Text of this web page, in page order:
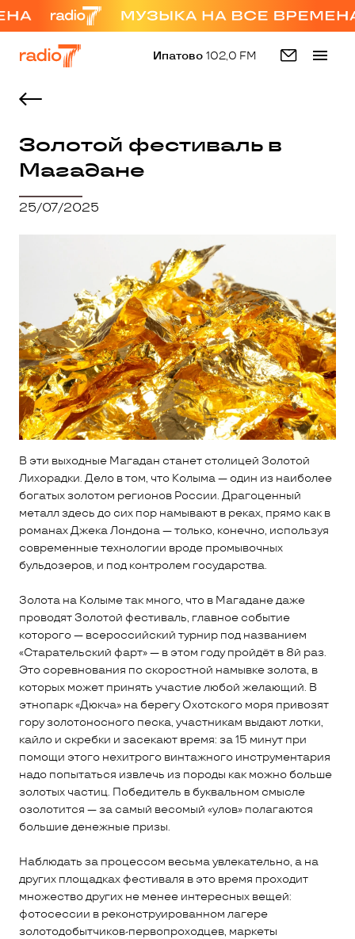
Ипатово 102,0 FM
Золотой фестиваль в
Магадане
25/07/2025
В эти выходные Магадан станет столицей Золотой
Лихорадки. Дело в том, что Колыма — один из наиболее
богатых золотом регионов России. Драгоценный
металл здесь до сих пор намывают в реках, прямо как в
романах Джека Лондона — только, конечно, используя
современные технологии вроде промывочных
бульдозеров, и под контролем государства.
Золота на Колыме так много, что в Магадане даже
проводят Золотой фестиваль, главное событие
которого — всероссийский турнир под названием
«Старательский фарт» — в этом году пройдёт в 8й раз.
Это соревнования по скоростной намывке золота, в
которых может принять участие любой желающий. В
этнопарк «Дюкча» на берегу Охотского моря привозят
гору золотоносного песка, участникам выдают лотки,
кайло и скребки и засекают время: за 15 минут при
помощи этого нехитрого винтажного инструментария
надо попытаться извлечь из породы как можно больше
золотых частиц. Победитель в буквальном смысле
озолотится — за самый весомый «улов» полагаются
большие денежные призы.
Наблюдать за процессом весьма увлекательно, а на
других площадках фестиваля в это время проходит
множество других не менее интересных вещей:
фотосессии в реконструированном лагере
золотодобытчиков-первопроходцев, маркеты